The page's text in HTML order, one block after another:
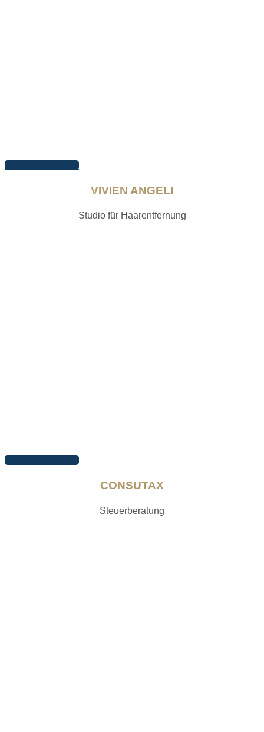
Arbeiten ansehen
VIVIEN ANGELI
Studio für Haarentfernung
Arbeiten ansehen
CONSUTAX
Steuerberatung